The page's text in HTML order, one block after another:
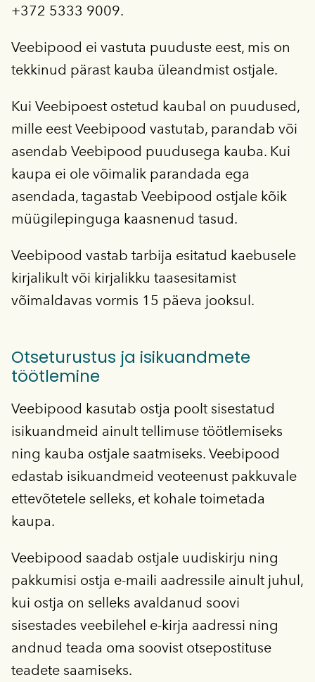
+372 5333 9009.
Veebipood ei vastuta puuduste eest, mis on
tekkinud pärast kauba üleandmist ostjale.
Kui Veebipoest ostetud kaubal on puudused,
mille eest Veebipood vastutab, parandab või
asendab Veebipood puudusega kauba. Kui
kaupa ei ole võimalik parandada ega
asendada, tagastab Veebipood ostjale kõik
müügilepinguga kaasnenud tasud.
Veebipood vastab tarbija esitatud kaebusele
kirjalikult või kirjalikku taasesitamist
võimaldavas vormis 15 päeva jooksul.
Otseturustus ja isikuandmete
töötlemine
Veebipood kasutab ostja poolt sisestatud
isikuandmeid ainult tellimuse töötlemiseks
ning kauba ostjale saatmiseks. Veebipood
edastab isikuandmeid veoteenust pakkuvale
ettevõtetele selleks, et kohale toimetada
kaupa.
Veebipood saadab ostjale uudiskirju ning
pakkumisi ostja e-maili aadressile ainult juhul,
kui ostja on selleks avaldanud soovi
sisestades veebilehel e-kirja aadressi ning
andnud teada oma soovist otsepostituse
teadete saamiseks.